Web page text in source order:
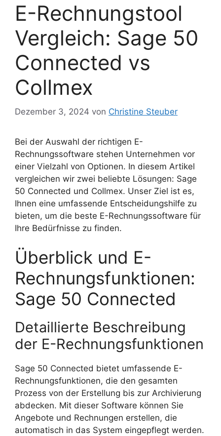
E-Rechnungstool
Vergleich: Sage 50
Connected vs
Collmex
Dezember 3, 2024 von Christine Steuber
Bei der Auswahl der richtigen E-
Rechnungssoftware stehen Unternehmen vor
einer Vielzahl von Optionen. In diesem Artikel
vergleichen wir zwei beliebte Lösungen: Sage
50 Connected und Collmex. Unser Ziel ist es,
Ihnen eine umfassende Entscheidungshilfe zu
bieten, um die beste E-Rechnungssoftware für
Ihre Bedürfnisse zu finden.
Überblick und E-
Rechnungsfunktionen:
Sage 50 Connected
Detaillierte Beschreibung
der E-Rechnungsfunktionen
Sage 50 Connected bietet umfassende E-
Rechnungsfunktionen, die den gesamten
Prozess von der Erstellung bis zur Archivierung
abdecken. Mit dieser Software können Sie
Angebote und Rechnungen erstellen, die
automatisch in das System eingepflegt werden.